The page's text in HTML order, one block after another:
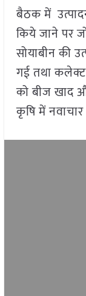
बैठक में
किये जाने पर
सोयाबीन की
गई तथा
को बीज खाद
कृषि में